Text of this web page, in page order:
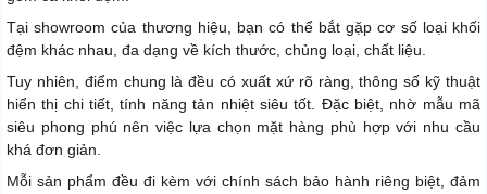
Tại showroom của thương hiệu, bạn có thể bắt gặp cơ số loại khối
đệm khác nhau, đa dạng về kích thước, chủng loại, chất liệu.
Tuy nhiên, điểm chung là đều có xuất xứ rõ ràng, thông số kỹ thuật
hiển thị chi tiết, tính năng tản nhiệt siêu tốt. Đặc biệt, nhờ mẫu mã
siêu phong phú nên việc lựa chọn mặt hàng phù hợp với nhu cầu
khá đơn giản.
Mỗi sản phẩm đều đi kèm với chính sách bảo hành riêng biệt, đảm